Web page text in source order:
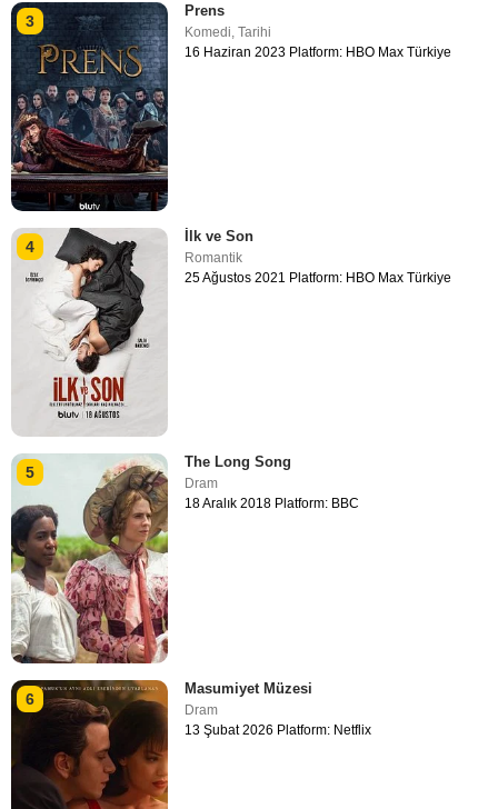
3
Prens
Komedi,Tarihi
16 Haziran 2023 Platform: HBO Max Türkiye
4
İlk ve Son
Romantik
25 Ağustos 2021 Platform: HBO Max Türkiye
5
The Long Song
Dram
18 Aralık 2018 Platform: BBC
6
Masumiyet Müzesi
Dram
13 Şubat 2026 Platform: Netflix